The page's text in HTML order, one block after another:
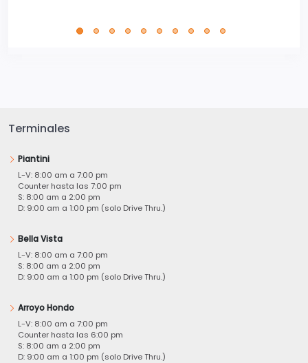
Terminales
Piantini
L-V: 8:00 am a 7:00 pm
Counter hasta las 7:00 pm
S: 8:00 am a 2:00 pm
D: 9:00 am a 1:00 pm (solo Drive Thru.)
Bella Vista
L-V: 8:00 am a 7:00 pm
S: 8:00 am a 2:00 pm
D: 9:00 am a 1:00 pm (solo Drive Thru.)
Arroyo Hondo
L-V: 8:00 am a 7:00 pm
Counter hasta las 6:00 pm
S: 8:00 am a 2:00 pm
D: 9:00 am a 1:00 pm (solo Drive Thru.)